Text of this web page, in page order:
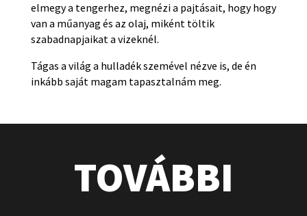
elmegy a tengerhez, megnézi a pajtásait, hogy hogy
van a műanyag és az olaj, miként töltik
szabadnapjaikat a vizeknél.
Tágas a világ a hulladék szemével nézve is, de én
inkább saját magam tapasztalnám meg.
TOVÁBBI